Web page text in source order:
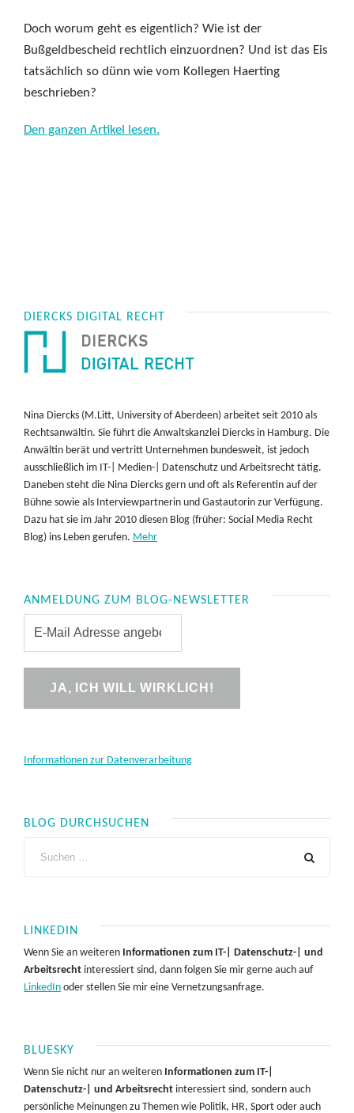
Doch worum geht es eigentlich? Wie ist der
Bußgeldbescheid rechtlich einzuordnen? Und ist das Eis
tatsächlich so dünn wie vom Kollegen Haerting
beschrieben?
Den ganzen Artikel lesen.
DIERCKS DIGITAL RECHT
Nina Diercks (M.Litt, University of Aberdeen) arbeitet seit 2010 als
Rechtsanwältin. Sie führt die Anwaltskanzlei Diercks in Hamburg. Die
Anwältin berät und vertritt Unternehmen bundesweit, ist jedoch
ausschließlich im IT-| Medien-| Datenschutz und Arbeitsrecht tätig.
Daneben steht die Nina Diercks gern und oft als Referentin auf der
Bühne sowie als Interviewpartnerin und Gastautorin zur Verfügung.
Dazu hat sie im Jahr 2010 diesen Blog (früher: Social Media Recht
Blog) ins Leben gerufen. Mehr
ANMELDUNG ZUM BLOG-NEWSLETTER
Informationen zur Datenverarbeitung
BLOG DURCHSUCHEN
LINKEDIN
Wenn Sie an weiteren Informationen zum IT-| Datenschutz-| und
Arbeitsrecht interessiert sind, dann folgen Sie mir gerne auch auf
LinkedIn oder stellen Sie mir eine Vernetzungsanfrage.
BLUESKY
Wenn Sie nicht nur an weiteren Informationen zum IT-|
Datenschutz-| und Arbeitsrecht interessiert sind, sondern auch
persönliche Meinungen zu Themen wie Politik, HR, Sport oder auch